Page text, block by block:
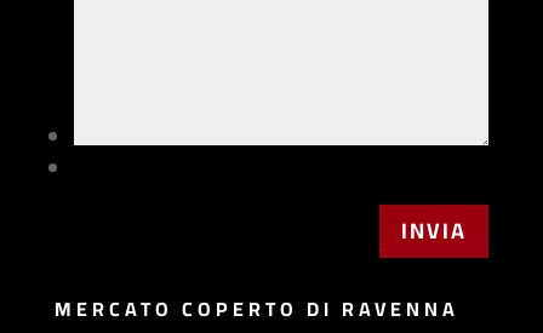
MERCATO COPERTO DI RAVENNA